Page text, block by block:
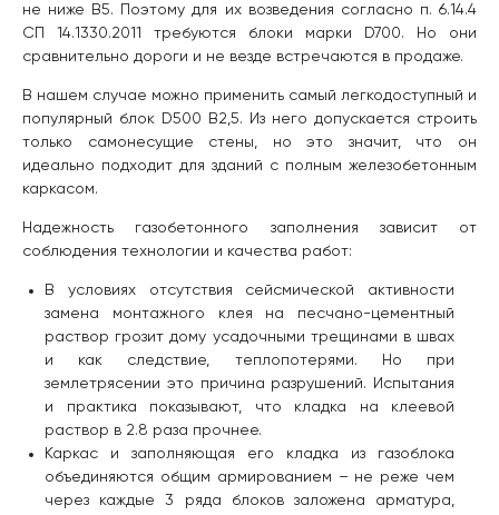
не ниже B5. Поэтому для их возведения согласно п. 6.14.4
СП 14.1330.2011 требуются блоки марки D700. Но они
сравнительно дороги и не везде встречаются в продаже.
В нашем случае можно применить самый легкодоступный и
популярный блок D500 B2,5. Из него допускается строить
только самонесущие стены, но это значит, что он
идеально подходит для зданий с полным железобетонным
каркасом.
Надежность газобетонного заполнения зависит от
соблюдения технологии и качества работ:
В условиях отсутствия сейсмической активности
замена монтажного клея на песчано-цементный
раствор грозит дому усадочными трещинами в швах
и как следствие, теплопотерями. Но при
землетрясении это причина разрушений. Испытания
и практика показывают, что кладка на клеевой
раствор в 2.8 раза прочнее.
Каркас и заполняющая его кладка из газоблока
объединяются общим армированием – не реже чем
через каждые 3 ряда блоков заложена арматура,